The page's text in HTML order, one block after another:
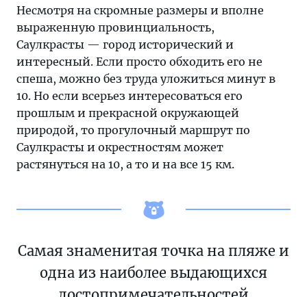
Несмотря на скромные размеры и вполне
выраженную провинциальность,
Саулкрасты — город исторический и
интересный. Если просто обходить его не
спеша, можно без труда уложиться минут в
10. Но если всерьез интересоваться его
прошлым и прекрасной окружающей
природой, то прогулочный маршрут по
Саулкрасты и окрестностям может
растянуться на 10, а то и на все 15 км.
Самая знаменитая точка на пляже и
одна из наиболее выдающихся